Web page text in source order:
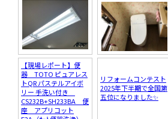
【現場レポート】便
器 TOTO ピュアレス
トQR パステルアイボ
リー 手洗い付き
CS232B+SH233BA 便
座 アプリコット
リフォームコンテスト
2025年下半期で全国第
五位になりました✨